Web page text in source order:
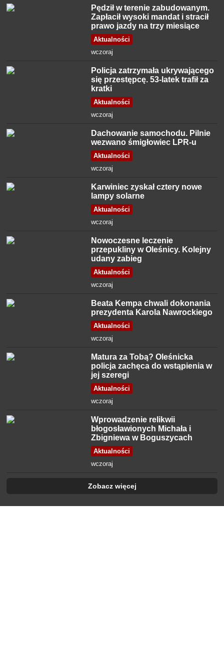
Pędził w terenie zabudowanym.
Zapłacił wysoki mandat i stracił
prawo jazdy na trzy miesiące
Aktualności
wczoraj
Policja zatrzymała ukrywającego
się przestępcę. 53-latek trafił za
kratki
Aktualności
wczoraj
Dachowanie samochodu. Pilnie
wezwano śmigłowiec LPR-u
Aktualności
wczoraj
Karwiniec zyskał cztery nowe
lampy solarne
Aktualności
wczoraj
Nowoczesne leczenie
przepukliny w Oleśnicy. Kolejny
udany zabieg
Aktualności
wczoraj
Beata Kempa chwali dokonania
prezydenta Karola Nawrockiego
Aktualności
wczoraj
Matura za Tobą? Oleśnicka
policja zachęca do wstąpienia w
jej szeregi
Aktualności
wczoraj
Wprowadzenie relikwii
błogosławionych Michała i
Zbigniewa w Boguszycach
Aktualności
wczoraj
Zobacz więcej